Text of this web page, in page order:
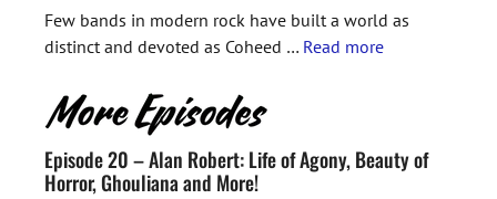
Few bands in modern rock have built a world as
distinct and devoted as Coheed … Read more
Episode 20 – Alan Robert: Life of Agony, Beauty of
Horror, Ghouliana and More!